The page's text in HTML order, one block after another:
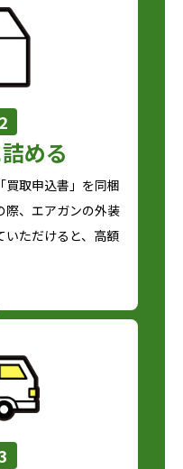
める
買取申込書」を同梱
際、エアガンの外装
いただけると、高額